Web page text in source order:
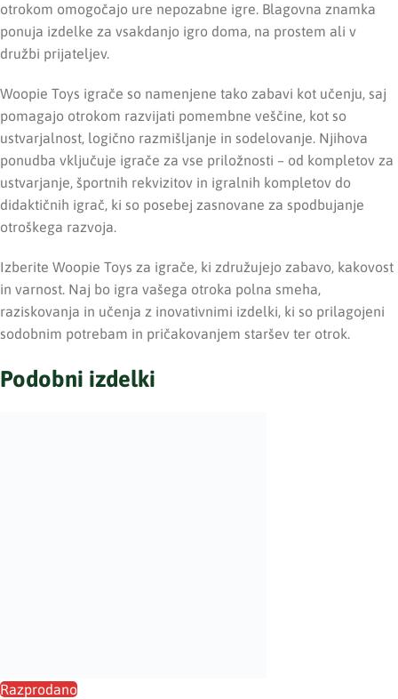
otrokom omogočajo ure nepozabne igre. Blagovna znamka
ponuja izdelke za vsakdanjo igro doma, na prostem ali v
družbi prijateljev.
Woopie Toys igrače so namenjene tako zabavi kot učenju, saj
pomagajo otrokom razvijati pomembne veščine, kot so
ustvarjalnost, logično razmišljanje in sodelovanje. Njihova
ponudba vključuje igrače za vse priložnosti – od kompletov za
ustvarjanje, športnih rekvizitov in igralnih kompletov do
didaktičnih igrač, ki so posebej zasnovane za spodbujanje
otroškega razvoja.
Izberite Woopie Toys za igrače, ki združujejo zabavo, kakovost
in varnost. Naj bo igra vašega otroka polna smeha,
raziskovanja in učenja z inovativnimi izdelki, ki so prilagojeni
sodobnim potrebam in pričakovanjem staršev ter otrok.
Podobni izdelki
Razprodano